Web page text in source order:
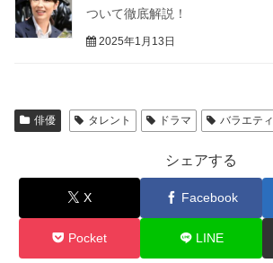
ついて徹底解説！
2025年1月13日
俳優 タレント ドラマ バラエティ
シェアする
X Facebook
Pocket LINE